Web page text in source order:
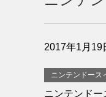
2017年1月19
ニンテンドース
ニンテンド